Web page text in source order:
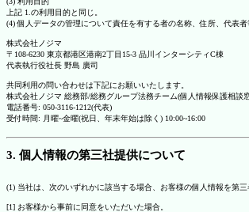
上記 1.の利用目的と同じ。
(4) 個人データの管理について責任を有する者の名称、住所、代表者
株式会社ノジマ
〒108-6230 東京都港区港南2丁目15-3 品川インターシティC棟
代表執行役社長 野島 廣司
共同利用の問い合わせは下記にお願いいたします。
株式会社ノジマ 総務部/総務グループ法務チーム(個人情報保護相談
電話番号: 050-3116-1212(代表)
受付時間: 月曜~金曜(祝日、年末年始は除く) 10:00~16:00
3. 個人情報の第三社提供について
(1) 当社は、次のいずれかに該当する場合、お客様の個人情報を第
[1] お客様から事前に同意をいただいた場合。